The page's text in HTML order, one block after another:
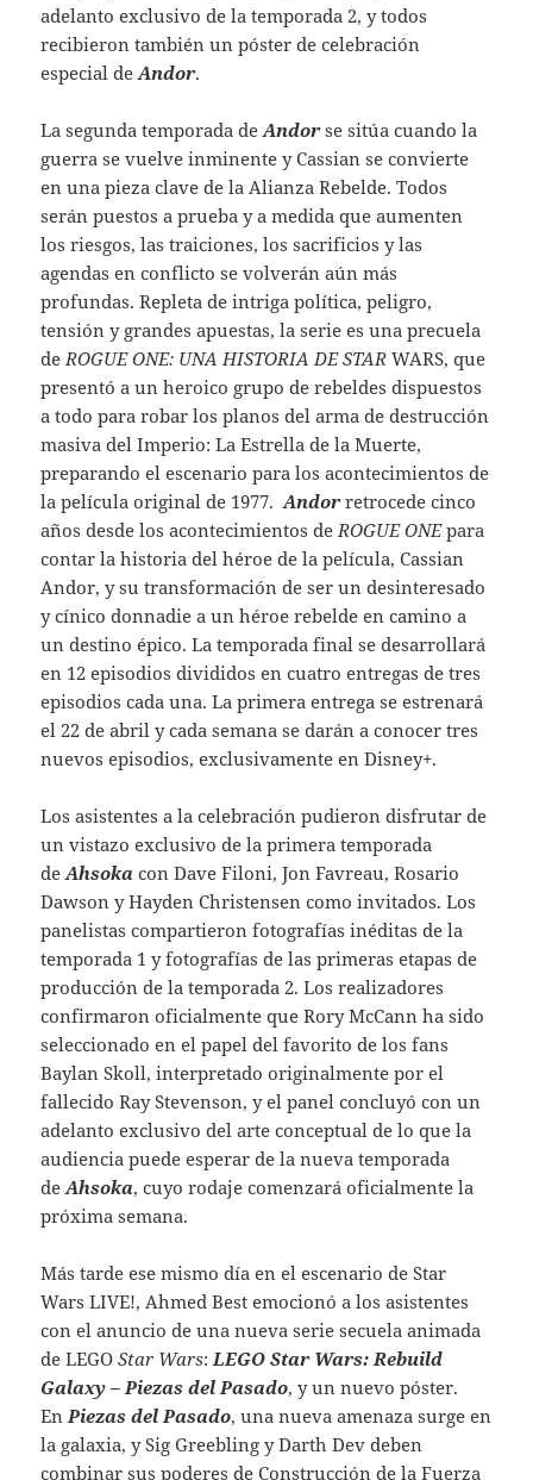
adelanto exclusivo de la temporada 2, y todos
recibieron también un póster de celebración
especial deAndor.
La segunda temporada deAndorse sitúa cuando la
guerra se vuelve inminente y Cassian se convierte
en una pieza clave de la Alianza Rebelde. Todos
serán puestos a prueba y a medida que aumenten
los riesgos, las traiciones, los sacrificios y las
agendas en conflicto se volverán aún más
profundas. Repleta de intriga política, peligro,
tensión y grandes apuestas, la serie es una precuela
de ROGUE ONE: UNA HISTORIA DE STARWARS, que
presentó a un heroico grupo de rebeldes dispuestos
a todo para robar los planos del arma de destrucción
masiva del Imperio: La Estrella de la Muerte,
preparando el escenario para los acontecimientos de
la película original de 1977.Andorretrocede cinco
años desde los acontecimientos de ROGUE ONEpara
contar la historia del héroe de la película, Cassian
Andor, y su transformación de ser un desinteresado
y cínico donnadie a un héroe rebelde en camino a
un destino épico. La temporada final se desarrollará
en 12 episodios divididos en cuatro entregas de tres
episodios cada una. La primera entrega se estrenará
el 22 de abril y cada semana se darán a conocer tres
nuevos episodios, exclusivamente en Disney+.
Los asistentes a la celebración pudieron disfrutar de
un vistazo exclusivo de la primera temporada
deAhsoka con Dave Filoni, Jon Favreau, Rosario
Dawson y Hayden Christensen como invitados. Los
panelistas compartieron fotografías inéditas de la
temporada 1 y fotografías de las primeras etapas de
producción de la temporada 2. Los realizadores
confirmaron oficialmente que Rory McCann ha sido
seleccionado en el papel del favorito de los fans
Baylan Skoll, interpretado originalmente por el
fallecido Ray Stevenson, y el panel concluyó con un
adelanto exclusivo del arte conceptual de lo que la
audiencia puede esperar de la nueva temporada
deAhsoka, cuyo rodaje comenzará oficialmente la
próxima semana.
Más tarde ese mismo día en el escenario de Star
Wars LIVE!, Ahmed Best emocionó a los asistentes
con el anuncio de una nueva serie secuela animada
de LEGOStar Wars: LEGO Star Wars: Rebuild
Galaxy – Piezas del Pasado, y un nuevo póster.
En Piezas del Pasado, una nueva amenaza surge en
la galaxia, y Sig Greebling y Darth Dev deben
combinar sus poderes de Construcción de la Fuerza